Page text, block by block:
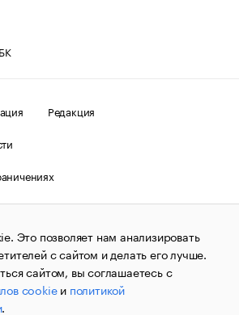
Редакция
О соблюдении авторских прав
1995–2026.Сообщения
агентства «РБК»
службой по надзору в сфере
технологий и массовых
09.12.2015 за номером ИА
пометкой «РБК». Отдельные
Это позволяет нам анализировать
с сайтом и делать его лучше.
сайтом, вы соглашаетесь с
cookieи политикой
.